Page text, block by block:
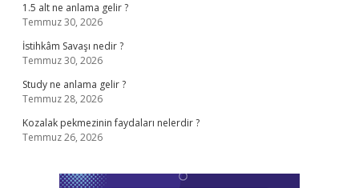
1.5 alt ne anlama gelir ?
Temmuz 30, 2026
İstihkâm Savaşı nedir ?
Temmuz 30, 2026
Study ne anlama gelir ?
Temmuz 28, 2026
Kozalak pekmezinin faydaları nelerdir ?
Temmuz 26, 2026